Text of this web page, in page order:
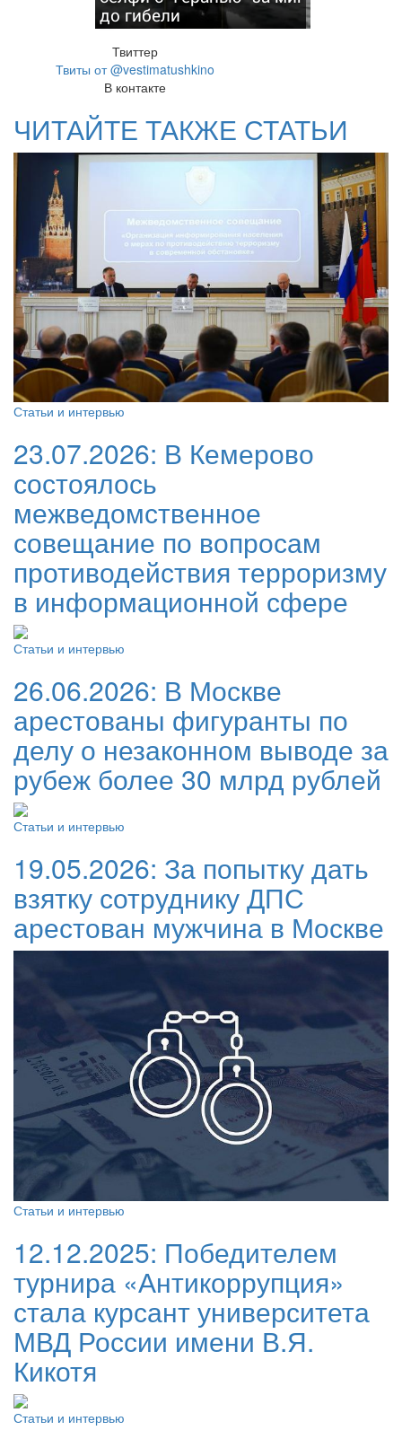
до гибели
Твиттер
Твиты от @vestimatushkino
В контакте
ЧИТАЙТЕ ТАКЖЕ СТАТЬИ
Статьи и интервью
23.07.2026: В Кемерово
состоялось
межведомственное
совещание по вопросам
противодействия терроризму
в информационной сфере
Статьи и интервью
26.06.2026: В Москве
арестованы фигуранты по
делу о незаконном выводе за
рубеж более 30 млрд рублей
Статьи и интервью
19.05.2026: За попытку дать
взятку сотруднику ДПС
арестован мужчина в Москве
Статьи и интервью
12.12.2025: Победителем
турнира «Антикоррупция»
стала курсант университета
МВД России имени В.Я.
Кикотя
Статьи и интервью